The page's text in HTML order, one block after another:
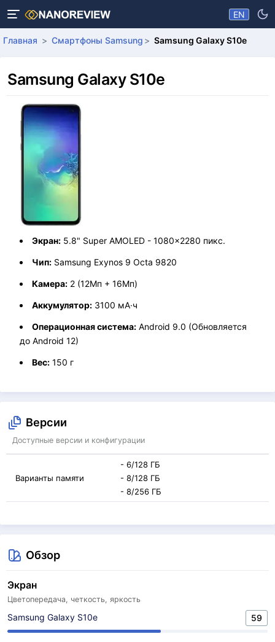
EN
Главная Смартфоны Samsung Samsung Galaxy S10e
Samsung Galaxy S10e
Экран: 5.8" Super AMOLED - 1080x2280 пикс.
Чип: Samsung Exynos 9 Octa 9820
Камера: 2 (12Мп + 16Мп)
Аккумулятор: 3100 мА·ч
Операционная система: Android 9.0 (Обновляется
до Android 12)
Вес: 150 г
Версии
Доступные версии и конфигурации
Варианты памяти
- 6/128 ГБ
- 8/128 ГБ
- 8/256 ГБ
Обзор
Экран
Цветопередача, четкость, яркость
Samsung Galaxy S10e 59